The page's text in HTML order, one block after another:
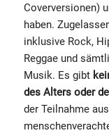
Coverversionen)
haben.
inklusive Rock,
Reggae und
Musik. Es gibt
des Alters oder
der Teilnahme